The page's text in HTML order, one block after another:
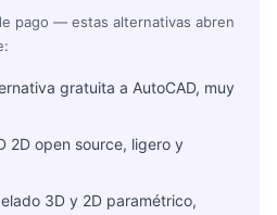
pago — estas alternativas abren
gratuita a AutoCAD, muy
2D open source, ligero y
3D y 2D paramétrico,